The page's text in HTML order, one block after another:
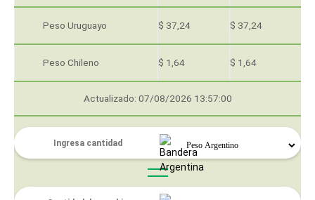
Peso Uruguayo $ 37,24 $ 37,24
Peso Chileno $ 1,64 $ 1,64
Actualizado: 07/08/2026 13:57:00